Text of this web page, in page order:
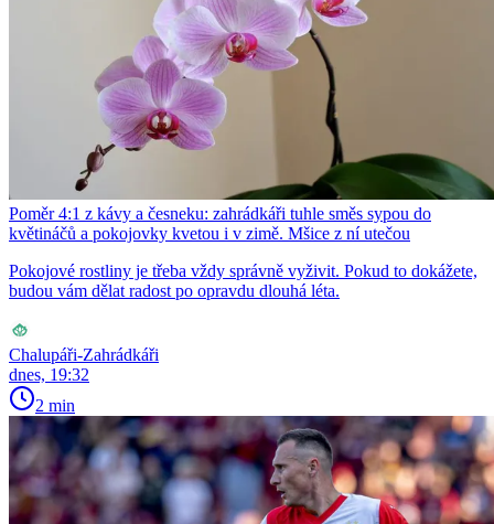
Poměr 4:1 z kávy a česneku: zahrádkáři tuhle směs sypou do
květináčů a pokojovky kvetou i v zimě. Mšice z ní utečou
Pokojové rostliny je třeba vždy správně vyživit. Pokud to dokážete,
budou vám dělat radost po opravdu dlouhá léta.
Chalupáři-Zahrádkáři
dnes, 19:32
2 min